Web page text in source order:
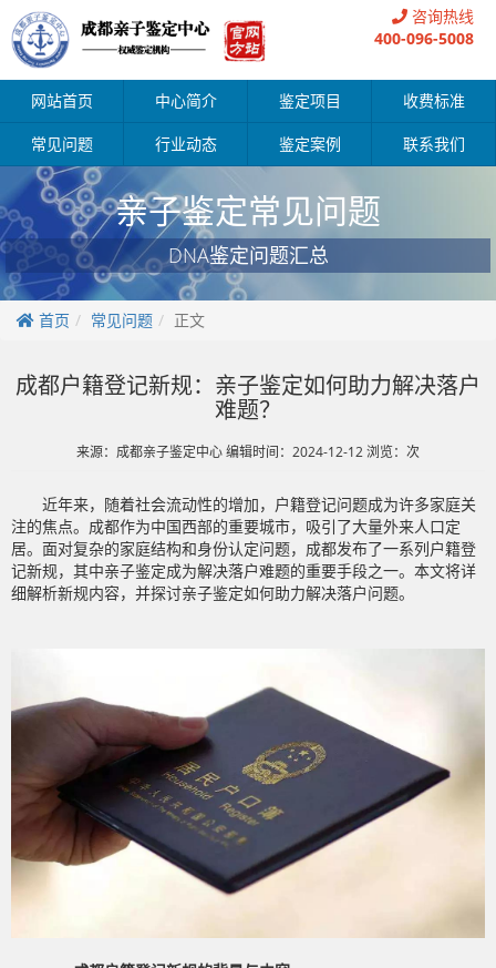
咨询热线
400-096-5008
网站首页 中心简介 鉴定项目 收费标准
常见问题 行业动态 鉴定案例 联系我们
亲子鉴定常见问题
DNA鉴定问题汇总
首页 常见问题 正文
成都户籍登记新规：亲子鉴定如何助力解决落户
难题？
来源：成都亲子鉴定中心 编辑时间：2024-12-12 浏览： 次
近年来，随着社会流动性的增加，户籍登记问题成为许多家庭关
注的焦点。成都作为中国西部的重要城市，吸引了大量外来人口定
居。面对复杂的家庭结构和身份认定问题，成都发布了一系列户籍登
记新规，其中亲子鉴定成为解决落户难题的重要手段之一。本文将详
细解析新规内容，并探讨亲子鉴定如何助力解决落户问题。